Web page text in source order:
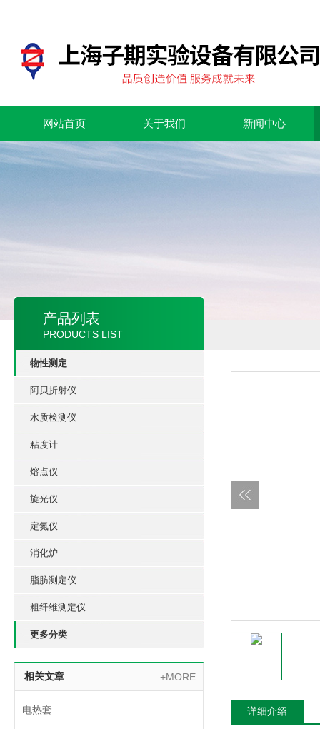
网站首页 关于我们 新闻中心
产品列表
PRODUCTS LIST
物性测定
阿贝折射仪
水质检测仪
粘度计
熔点仪
旋光仪
定氮仪
消化炉
脂肪测定仪
粗纤维测定仪
更多分类
相关文章 +MORE
电热套 详细介绍